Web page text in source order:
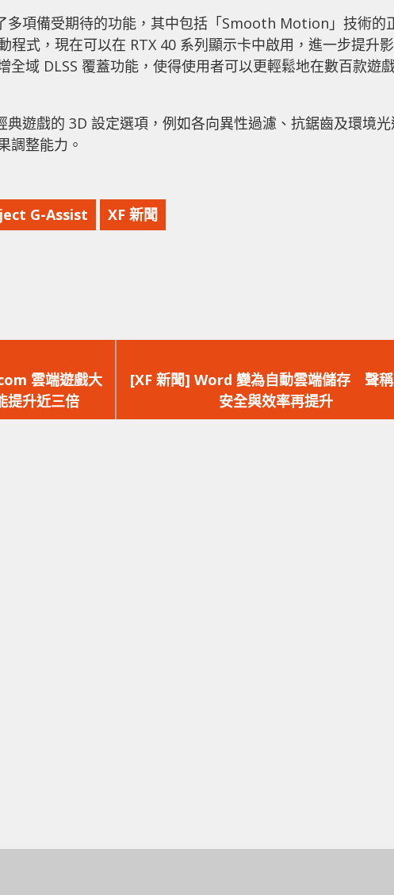
多項備受期待的功能，其中包括「Smooth Motion」技術的
程式，現在可以在 RTX 40 系列顯示卡中啟用，進一步提升
全域 DLSS 覆蓋功能，使得使用者可以更輕鬆地在數百款遊
遊戲的 3D 設定選項，例如各向異性過濾、抗鋸齒及環境光
調整能力。
G-Assist XF 新聞
雲端遊戲大
升近三倍
一
篇
文
[XF 新聞] Word 變為自動雲端儲存 聲
安全與效率再提升